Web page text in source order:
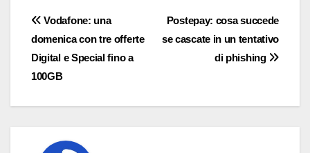
Navigazione
articoli
Postepay: cosa succede
se cascate in un tentativo
di phishing
Vodafone: una
domenica con tre offerte
Digital e Special fino a
100GB